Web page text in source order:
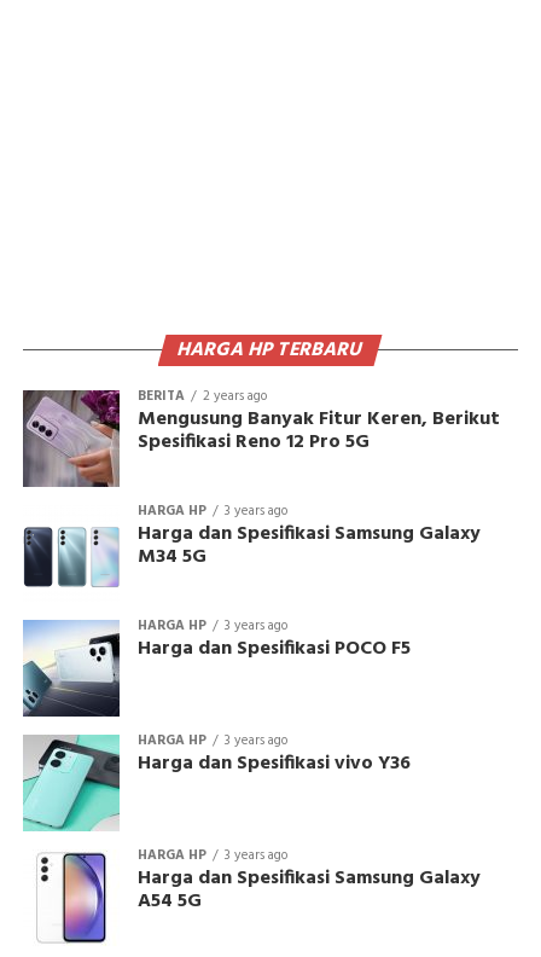
HARGA HP TERBARU
BERITA 2 years ago
Mengusung Banyak Fitur Keren, Berikut
Spesifikasi Reno 12 Pro 5G
HARGA HP 3 years ago
Harga dan Spesifikasi Samsung Galaxy
M34 5G
HARGA HP 3 years ago
Harga dan Spesifikasi POCO F5
HARGA HP 3 years ago
Harga dan Spesifikasi vivo Y36
HARGA HP 3 years ago
Harga dan Spesifikasi Samsung Galaxy
A54 5G